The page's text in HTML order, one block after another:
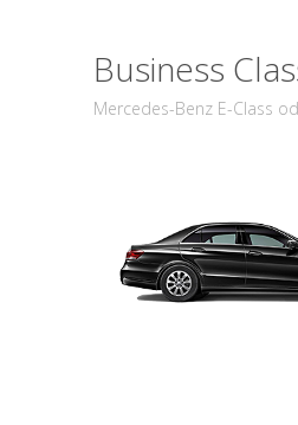
Business
Mercedes-Benz E-Class